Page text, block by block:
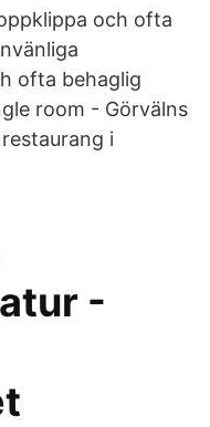
och ofta
ofta behaglig
room - Görvälns
i
-